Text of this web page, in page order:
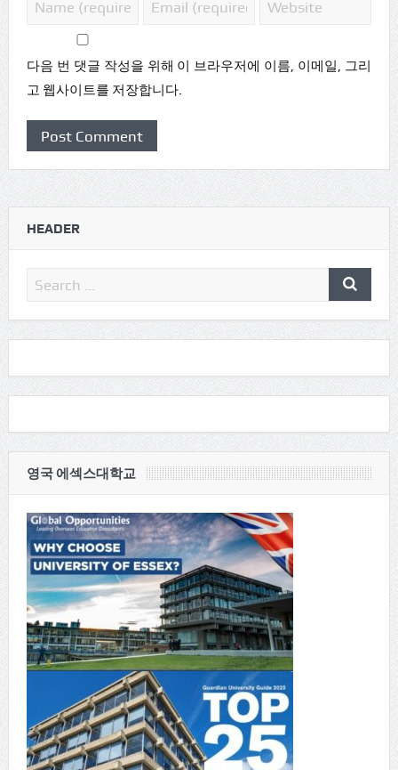
다음 번 댓글 작성을 위해 이 브라우저에 이름, 이메일, 그리
고 웹사이트를 저장합니다.
HEADER
영국 에섹스대학교